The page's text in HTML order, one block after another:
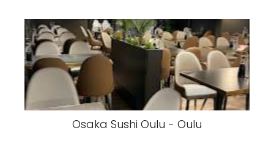
Osaka Sushi Oulu - Oulu